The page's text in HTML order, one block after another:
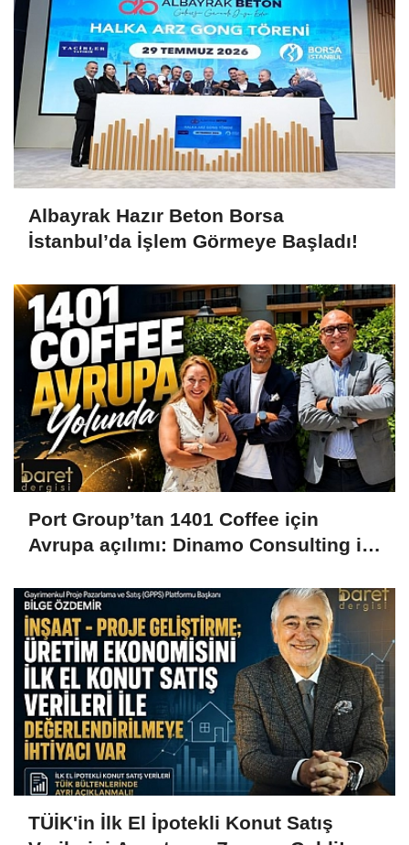
Albayrak Hazır Beton Borsa
İstanbul’da İşlem Görmeye Başladı!
Port Group’tan 1401 Coffee için
Avrupa açılımı: Dinamo Consulting ile
TÜİK'in İlk El İpotekli Konut Satış